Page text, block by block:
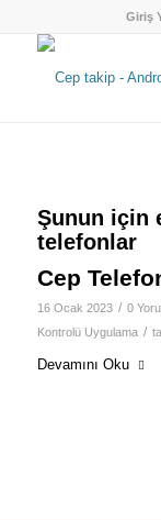
Giriş
Şunun için
telefonlar
Cep
16 Ocak 2023 / 0
Kontrolü Uygulama /
Devamını Oku